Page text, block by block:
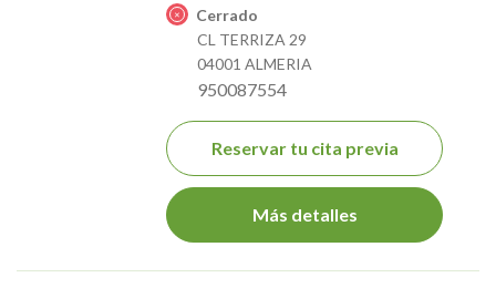
Cerrado
CL TERRIZA 29
04001 ALMERIA
950087554
Reservar tu cita previa
Más detalles